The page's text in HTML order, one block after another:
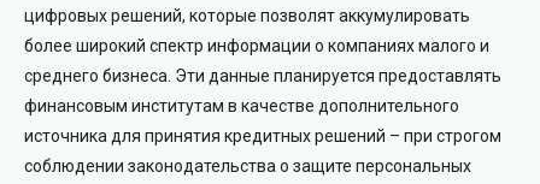
цифровых решений, которые позволят аккумулировать
более широкий спектр информации о компаниях малого и
среднего бизнеса. Эти данные планируется предоставлять
финансовым институтам в качестве дополнительного
источника для принятия кредитных решений – при строгом
соблюдении законодательства о защите персональных